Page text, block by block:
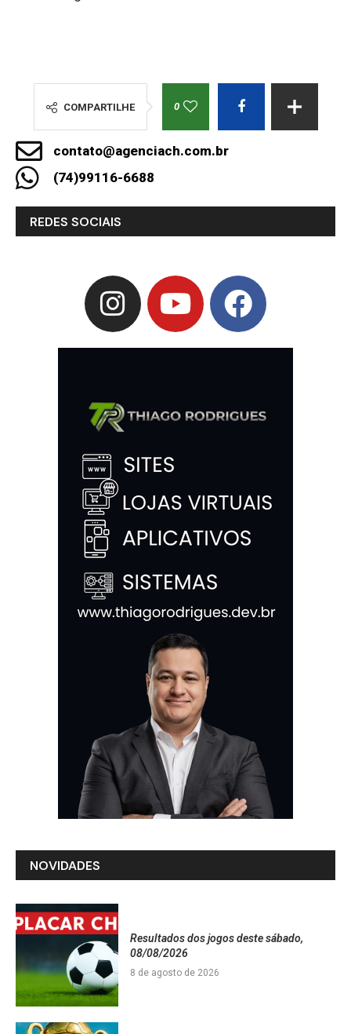
COMPARTILHE 0
contato@agenciach.com.br
(74)99116-6688
REDES SOCIAIS
NOVIDADES
Resultados dos jogos deste sábado,
08/08/2026
8 de agosto de 2026